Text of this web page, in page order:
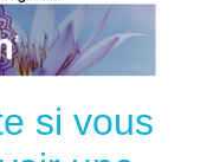
si vous